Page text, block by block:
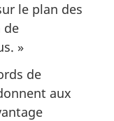
le plan des
de
»
de
aux